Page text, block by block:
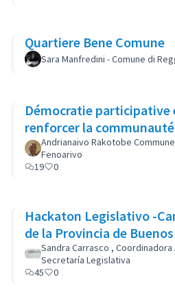
Quartiere Bene Comune
Sara Manfredini - Comune di
Démocratie participative
renforcer la communauté
Andrianaivo Rakotobe
Fenoarivo
19
0
Hackaton Legislativo -
de la Provincia de
Sandra Carrasco ,
Secretaría Legislativa
45
0